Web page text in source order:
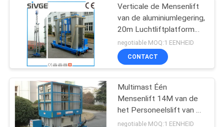
Verticale de Mensenlift
van de aluminiumlegering,
20m Luchtliftplatform
voor Één Persoon
negotiable MOQ:1 EENHEID
CONTACT
Multimast Één
Mensenlift 14M van de
het Personeelslift van de
Aluminiumlegering het
negotiable MOQ:1 EENHEID